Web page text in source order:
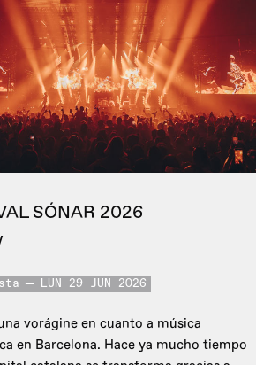
SÓNAR 2026
LUN 29 JUN 2026
vorágine en cuanto a música
en Barcelona. Hace ya mucho tiempo